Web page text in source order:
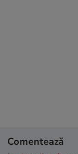
Comentează